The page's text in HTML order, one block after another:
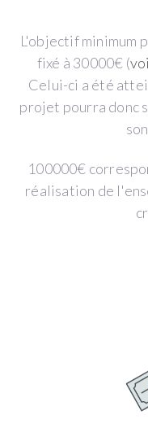
L'objectif minimum
fixé à 30000€ (
Celui-ci a été
projet pourra donc
100000€
réalisation de